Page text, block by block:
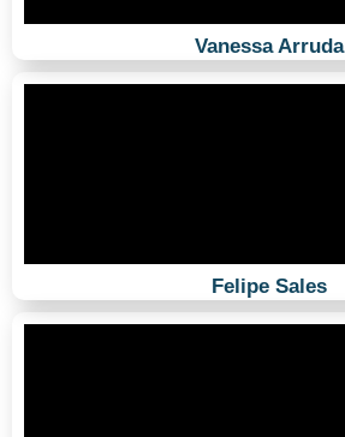
Vanessa Arruda
Felipe Sales